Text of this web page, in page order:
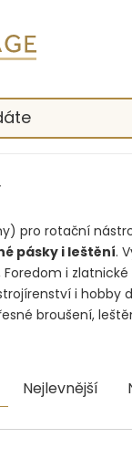
pro rotační
pásky i leštění.
i
i hobby
broušení,
Nejlevnější